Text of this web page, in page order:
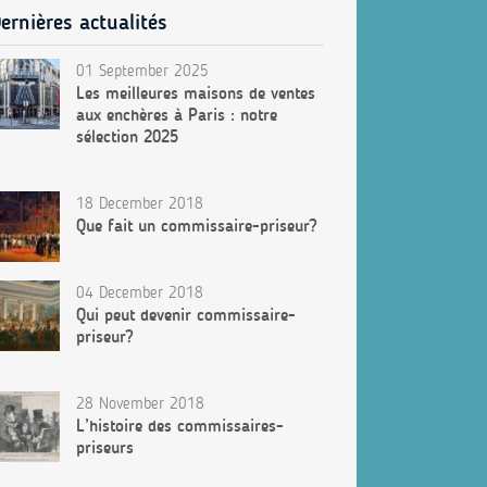
actualités
01 September 2025
Les meilleures maisons de ventes
aux enchères à Paris : notre
sélection 2025
18 December 2018
Que fait un commissaire-priseur?
04 December 2018
Qui peut devenir commissaire-
priseur?
28 November 2018
L’histoire des commissaires-
priseurs